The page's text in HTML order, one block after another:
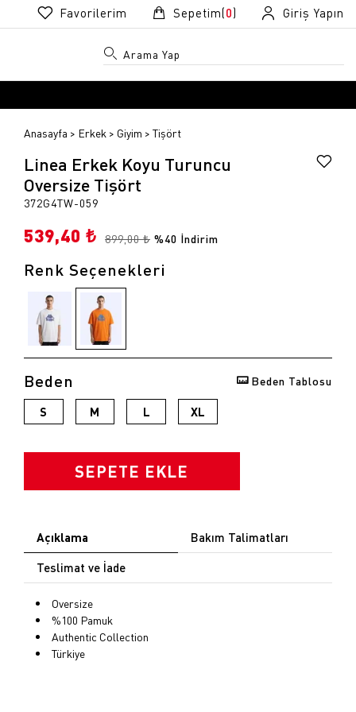
Favorilerim Sepetim(0) Giriş Yapın
Anasayfa Erkek Giyim Tişört
Linea Erkek Koyu Turuncu
Oversize Tişört
372G4TW-059
539,40 ₺ 899,00 ₺ %40 İndirim
Renk Seçenekleri
Beden Beden Tablosu
S M L XL
SEPETE EKLE
Açıklama
Bakım Talimatları
Teslimat ve İade
Oversize
%100 Pamuk
Authentic Collection
Türkiye